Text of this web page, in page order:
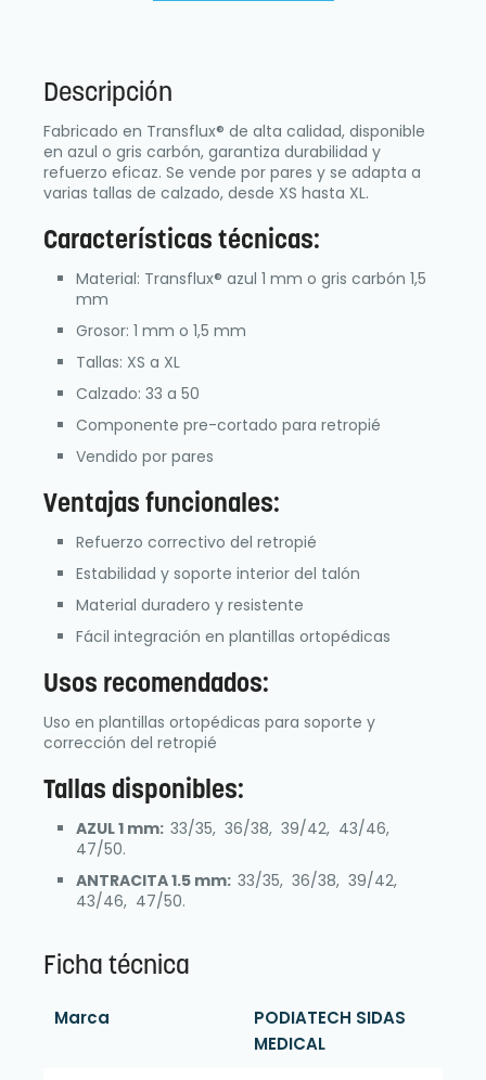
Descripción
Fabricado en Transflux® de alta calidad, disponible
en azul o gris carbón, garantiza durabilidad y
refuerzo eficaz. Se vende por pares y se adapta a
varias tallas de calzado, desde XS hasta XL.
Características técnicas:
Material: Transflux® azul 1 mm o gris carbón 1,5
mm
Grosor: 1 mm o 1,5 mm
Tallas: XS a XL
Calzado: 33 a 50
Componente pre-cortado para retropié
Vendido por pares
Ventajas funcionales:
Refuerzo correctivo del retropié
Estabilidad y soporte interior del talón
Material duradero y resistente
Fácil integración en plantillas ortopédicas
Usos recomendados:
Uso en plantillas ortopédicas para soporte y
corrección del retropié
Tallas disponibles:
AZUL 1 mm: 33/35, 36/38, 39/42, 43/46,
47/50.
ANTRACITA 1.5 mm: 33/35, 36/38, 39/42,
43/46, 47/50.
Ficha técnica
Marca
PODIATECH SIDAS
MEDICAL